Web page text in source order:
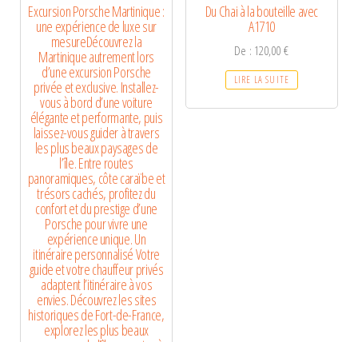
Excursion Porsche Martinique :
une expérience de luxe sur
mesureDécouvrez la
Martinique autrement lors
d’une excursion Porsche
privée et exclusive. Installez-
vous à bord d’une voiture
élégante et performante, puis
laissez-vous guider à travers
les plus beaux paysages de
l’île. Entre routes
panoramiques, côte caraïbe et
trésors cachés, profitez du
confort et du prestige d’une
Porsche pour vivre une
expérience unique. Un
itinéraire personnalisé Votre
guide et votre chauffeur privés
adaptent l’itinéraire à vos
envies. Découvrez les sites
historiques de Fort-de-France,
explorez les plus beaux
Du Chai à la bouteille avec
A1710
De : 120,00€
LIRE LA SUITE